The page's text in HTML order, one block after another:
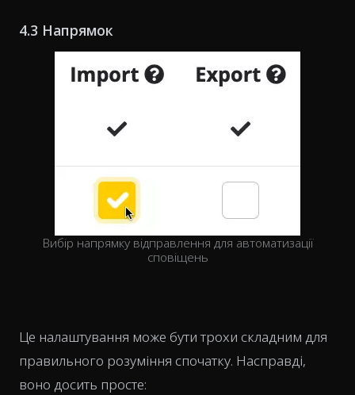
4.3 Напрямок
Вибір напрямку відправлення для автоматизації
сповіщень
Це налаштування може бути трохи складним для
правильного розуміння спочатку. Насправді,
воно досить просте: